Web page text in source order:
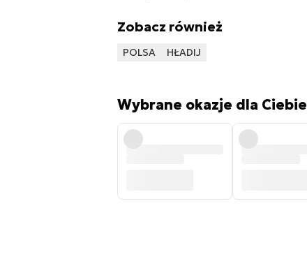
Zobacz również
POLSA HŁADIJ
Wybrane okazje dla Ciebie